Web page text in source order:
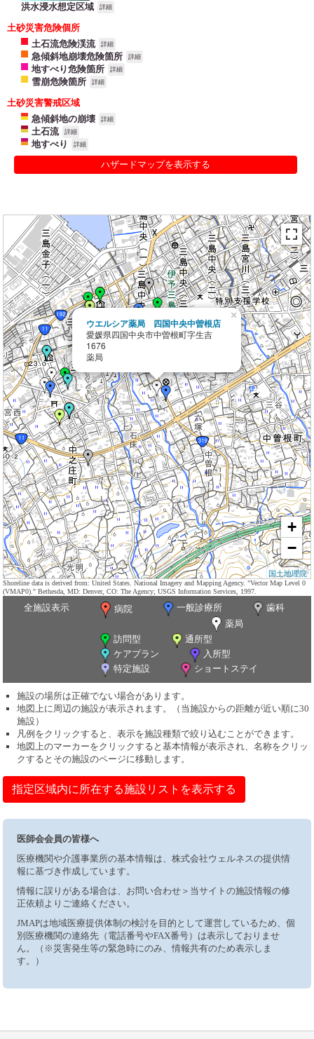
洪水浸水想定区域 詳細
土砂災害危険個所
土石流危険渓流
詳細
急傾斜地崩壊危険箇所 詳細
地すべり危険箇所 詳細
雪崩危険箇所 詳細
土砂災害警戒区域
急傾斜地の崩壊
詳細
土石流 詳細
地すべり 詳細
ハザードマップを表示する
ウエルシア薬局 四国中央中曽根店
愛媛県四国中央市中曽根町字生吉
1676
薬局
×
+
−
国土地理院
Shoreline data is derived from: United States. National Imagery and Mapping Agency. "Vector Map Level 0
(VMAP0)." Bethesda, MD: Denver, CO: The Agency; USGS Information Services, 1997.
全施設表示 病院 一般診療所
歯科
薬局
訪問型
通所型
ケアプラン
入所型
特定施設
ショートステイ
施設の場所は正確でない場合があります。
地図上に周辺の施設が表示されます。（当施設からの距離が近い順に30
施設）
凡例をクリックすると、表示を施設種類で絞り込むことができます。
地図上のマーカーをクリックすると基本情報が表示され、名称をクリッ
クするとその施設のページに移動します。
指定区域内に所在する施設リストを表示する
医師会会員の皆様へ
医療機関や介護事業所の基本情報は、株式会社ウェルネスの提供情
報に基づき作成しています。
情報に誤りがある場合は、お問い合わせ＞当サイトの施設情報の修
正依頼よりご連絡ください。
JMAPは地域医療提供体制の検討を目的として運営しているため、個
別医療機関の連絡先（電話番号やFAX番号）は表示しておりませ
ん。（※災害発生等の緊急時にのみ、情報共有のため表示しま
す。）